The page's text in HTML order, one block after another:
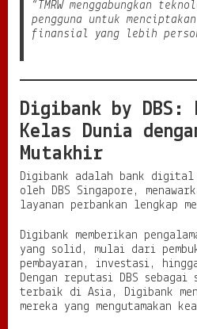
“TMRW menggabungkan
pengguna untuk
finansial yang lebih
Digibank by DBS:
Kelas Dunia
Mutakhir
Digibank adalah bank digital
oleh DBS Singapore,
layanan perbankan lengkap
Digibank memberikan
yang solid, mulai dari
pembayaran, investasi,
Dengan reputasi DBS
terbaik di Asia, Digibank
mereka yang mengutamakan